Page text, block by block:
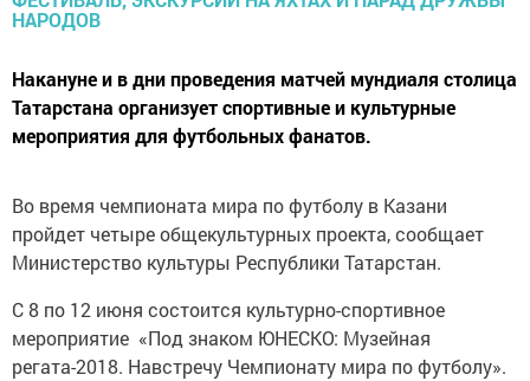
Накануне и в дни проведения матчей мундиаля столица
Татарстана организует спортивные и культурные
мероприятия для футбольных фанатов.
Во время чемпионата мира по футболу в Казани
пройдет четыре общекультурных проекта, сообщает
Министерство культуры Республики Татарстан.
С 8 по 12 июня состоится культурно-спортивное
мероприятие «Под знаком ЮНЕСКО: Музейная
регата-2018. Навстречу Чемпионату мира по футболу».